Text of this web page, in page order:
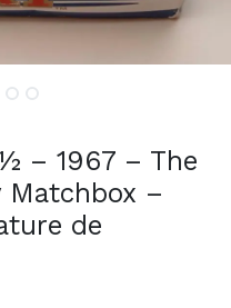
– 1967 – The
Matchbox –
de